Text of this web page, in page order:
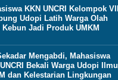
KKN UNCRI Kelompok VIII
Udopi Latih Warga Olah
Kebun Jadi Produk UMKM
Mengabdi, Mahasiswa
Bekali Warga Udopi Ilmu
dan Kelestarian Lingkungan